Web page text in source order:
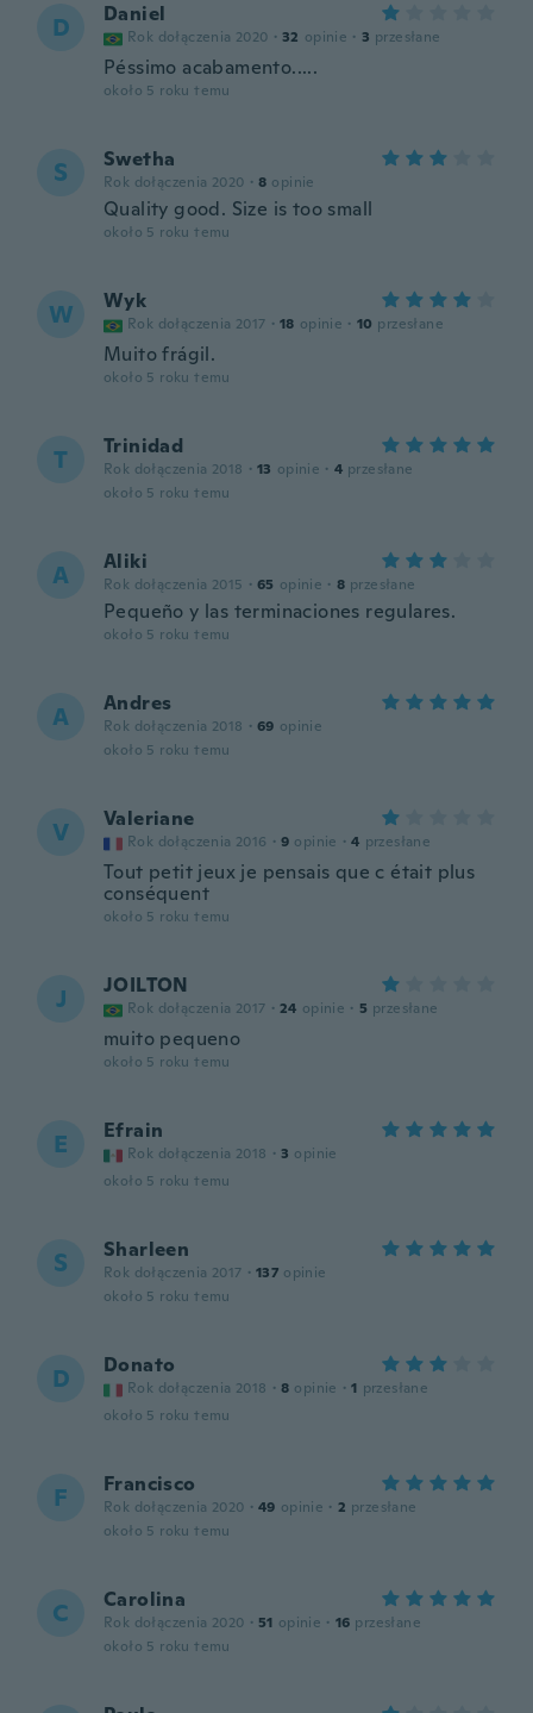
D Daniel
Rok dołączenia 2020 · 32 opinie · 3 przesłane
Péssimo acabamento.....
około 5 roku temu
S Swetha
Rok dołączenia 2020 · 8 opinie
Quality good. Size is too small
około 5 roku temu
W Wyk
Rok dołączenia 2017 · 18 opinie · 10 przesłane
Muito frágil.
około 5 roku temu
T Trinidad
Rok dołączenia 2018 · 13 opinie · 4 przesłane
około 5 roku temu
A Aliki
Rok dołączenia 2015 · 65 opinie · 8 przesłane
Pequeño y las terminaciones regulares.
około 5 roku temu
A Andres
Rok dołączenia 2018 · 69 opinie
około 5 roku temu
V Valeriane
Rok dołączenia 2016 · 9 opinie · 4 przesłane
Tout petit jeux je pensais que c était plus
conséquent
około 5 roku temu
J JOILTON
Rok dołączenia 2017 · 24 opinie · 5 przesłane
muito pequeno
około 5 roku temu
E Efrain
Rok dołączenia 2018 · 3 opinie
około 5 roku temu
S Sharleen
Rok dołączenia 2017 · 137 opinie
około 5 roku temu
D Donato
Rok dołączenia 2018 · 8 opinie · 1 przesłane
około 5 roku temu
F Francisco
Rok dołączenia 2020 · 49 opinie · 2 przesłane
około 5 roku temu
C Carolina
Rok dołączenia 2020 · 51 opinie · 16 przesłane
około 5 roku temu